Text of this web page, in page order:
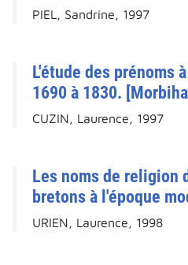
PIEL, Sandrine, 1997
L'étude des prénoms
1690 à 1830.
CUZIN, Laurence, 1997
Les noms de religion
bretons à l'époque
URIEN, Laurence, 1998